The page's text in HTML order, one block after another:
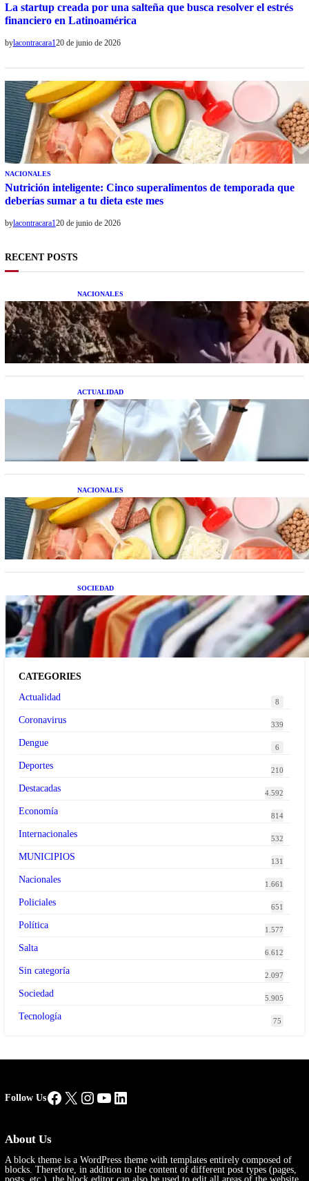
La startup creada por una salteña que busca resolver el estrés
financiero en Latinoamérica
bylacontracara120 de junio de 2026
NACIONALES
Nutrición inteligente: Cinco superalimentos de temporada que
deberías sumar a tu dieta este mes
bylacontracara120 de junio de 2026
RECENT POSTS
NACIONALES
Una mujer asegura haber peleado con un
extraterrestre cuerpo a cuerpo
ACTUALIDAD
La startup creada por una salteña que busca
resolver el estrés financiero en Latinoamérica
NACIONALES
Nutrición inteligente: Cinco superalimentos de
temporada que deberías sumar a tu dieta este mes
SOCIEDAD
Las grandes marcas globales se suman a la
tendencia de la ropa de segunda mano premium
CATEGORIES
Actualidad
8
Coronavirus 339
Dengue 6
Deportes 210
Destacadas 4.592
Economía 814
Internacionales 532
MUNICIPIOS 131
Nacionales 1.661
Policiales 651
Política 1.577
Salta 6.612
Sin categoría 2.097
Sociedad 5.905
Tecnología 75
Follow UsFacebook
X Instagram
YouTube
LinkedIn
About Us
A block theme is a WordPress theme with templates entirely composed of
blocks. Therefore, in addition to the content of different post types (pages,